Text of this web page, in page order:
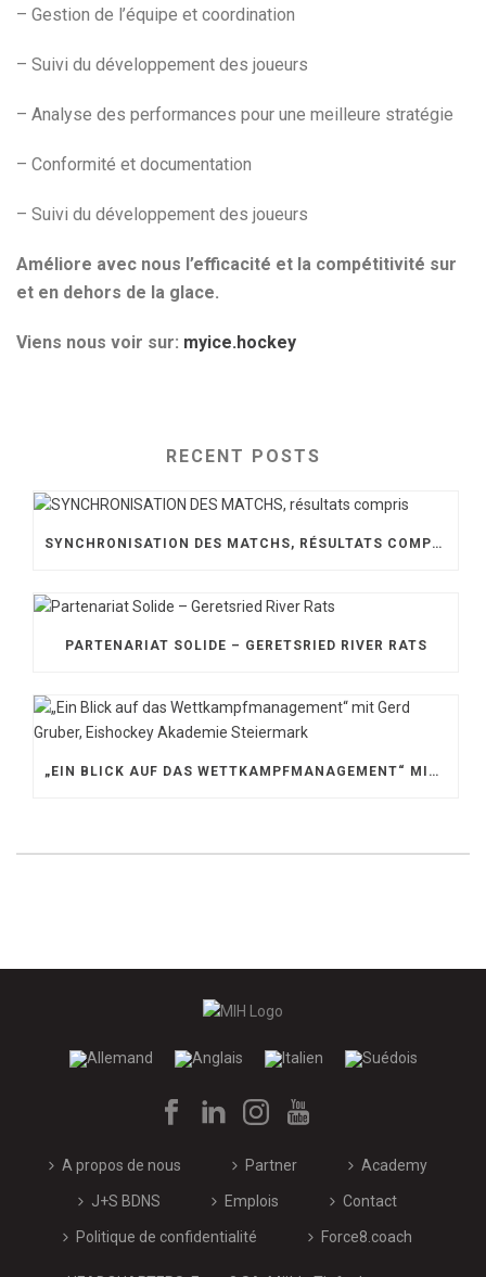
– Gestion de l’équipe et coordination
– Suivi du développement des joueurs
– Analyse des performances pour une meilleure stratégie
– Conformité et documentation
– Suivi du développement des joueurs
Améliore avec nous l’efficacité et la compétitivité sur
et en dehors de la glace.
Viens nous voir sur: myice.hockey
RECENT POSTS
SYNCHRONISATION DES MATCHS, RÉSULTATS COMPRIS
PARTENARIAT SOLIDE – GERETSRIED RIVER RATS
„EIN BLICK AUF DAS WETTKAMPFMANAGEMENT“ MIT GERD GRUBER, EISHOCKEY AKADEMIE STEIERMARK
A propos de nous Partner Academy
J+S BDNS Emplois Contact
Politique de confidentialité Force8.coach